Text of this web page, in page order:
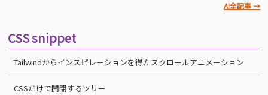
AI全記事 →
CSS snippet
Tailwindからインスピレーションを得たスクロールアニメーション
CSSだけで開閉するツリー